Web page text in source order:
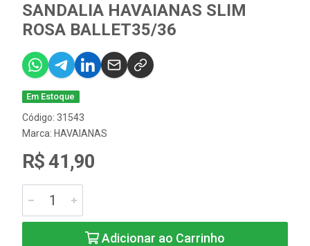
SANDALIA HAVAIANAS SLIM
ROSA BALLET35/36
Em Estoque
Código: 31543
Marca: HAVAIANAS
R$ 41,90
Adicionar ao Carrinho